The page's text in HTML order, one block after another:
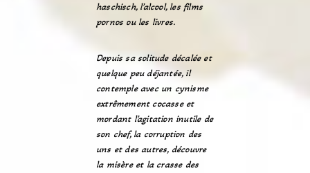
haschisch, l’alcool, les films
pornos ou les livres.
Depuis sa solitude décalée et
quelque peu déjantée, il
contemple avec un cynisme
extrêmement cocasse et
mordant l’agitation inutile de
son chef, la corruption des
uns et des autres, découvre
la misère et la crasse des